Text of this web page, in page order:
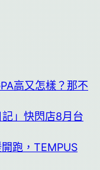
高又怎樣？那不
」快閃店8月台
跑，TEMPUS